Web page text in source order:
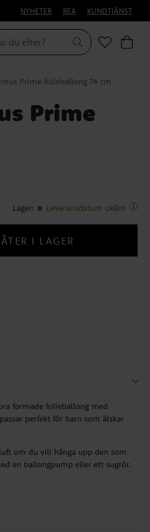
NYHETER REA KUNDTJÄNST
Prime folieballong 74 cm
Prime
Lager: Leveransdatum okänt
I LAGER
formade folieballong med
perfekt för barn som älskar
om du vill hänga upp den som
en ballongpump eller ett sugrör.